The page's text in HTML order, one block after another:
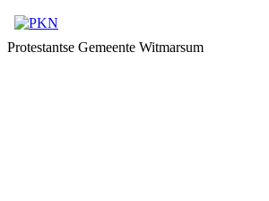
Protestantse Gemeente Witmarsum